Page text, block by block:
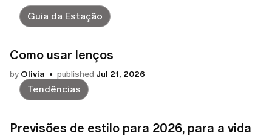
Guia da Estação
Como usar lenços
by Olivia published Jul 21, 2026
Tendências
Previsões de estilo para 2026, para a vida